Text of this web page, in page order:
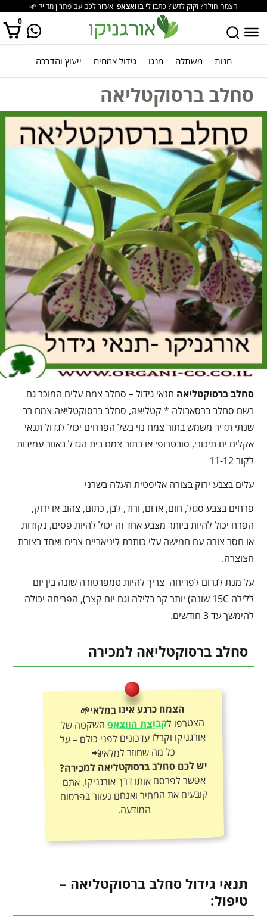
הצמח חולה? זקוק לדשן? כתבו לי בוואצאפ ואעזור לכם עם פתרון מדויק 🌱
0
אין מוצרים בסל הקניות. חנות משתלה מנגו גידול צמחים ייעוץ והדרכה
סחלב ברסוקטליאה
סחלב ברסוקטליאה תנאי גידול – סחלב צמח עלים המוכר גם
בשם סחלב ברסאבולה * קטליאה, סחלב ברסוקטליאה צמח רב
שנתי תדיר משמש בתור צמח נוי בשל הפרחים יכול לגדול תנאי
אקלים ים תיכוני, סובטרופי או בתור צמח בית הגדל באזור עמידות
לקור 11-12
עלים בצבע ירוק בצורה אליפטית העלה בשרני
פרחים בצבע סגול, חום, אדום, ורוד, לבן, כתום, צהוב או ירוק,
הפרח יכול להיות ביותר מצבע אחד זה יכול להיות פסים, נקודות
או חסר צורה עם חמישה עלי כותרת ליניאריים צרים ואחד בצורת
חצוצרה.
על מנת לגרום לפריחה צריך להיות טמפרטורה שונה בין יום
ללילה 15C שונה) יותר קר בלילה וגם יום קצר), הפריחה יכולה
להימשך עד 3 חודשים.
סחלב ברסוקטליאה למכירה
הצמח כרגע אינו במלאי🌱
הצטרפו לקבוצת הווצאפהשקטה של
אורגניקו וקבלו עדכונים לפני כולם – על
כל מה שחוזר למלאי📲
יש לכם סחלב ברסוקטליאה למכירה?
אפשר לפרסם אותו דרך אורגניקו, אתם
קובעים את המחיר ואנחנו נעזור בפרסום
המודעה.
תנאי גידול סחלב ברסוקטליאה –
טיפול: